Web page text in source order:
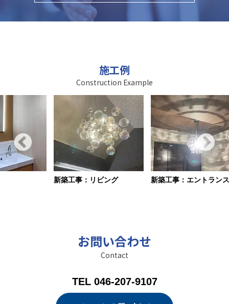
施工例
Construction Example
新築工事：リビング 新築工事：エントランス
お問い合わせ
Contact
TEL 046-207-9107